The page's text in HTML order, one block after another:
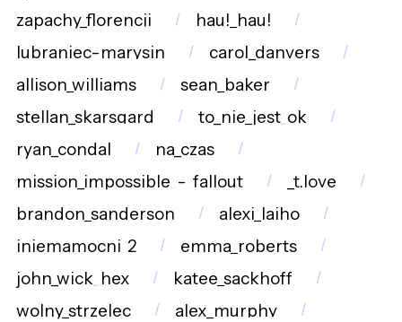
zapachy_florencji
hau!_hau!
lubraniec-marysin
carol_danvers
allison_williams
sean_baker
stellan_skarsgard
to_nie_jest_ok
ryan_condal
na_czas
mission_impossible_-_fallout
_t.love
brandon_sanderson
alexi_laiho
iniemamocni_2
emma_roberts
john_wick_hex
katee_sackhoff
wolny_strzelec
alex_murphy